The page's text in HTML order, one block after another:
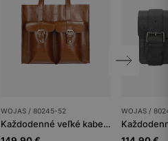
WOJAS / 80245-52
Každodenné veľké kabelky dámske
WOJAS /